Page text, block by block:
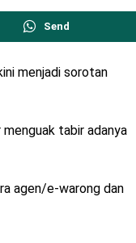
Send
menjadi sorotan
tabir adanya
agen/e-warong dan